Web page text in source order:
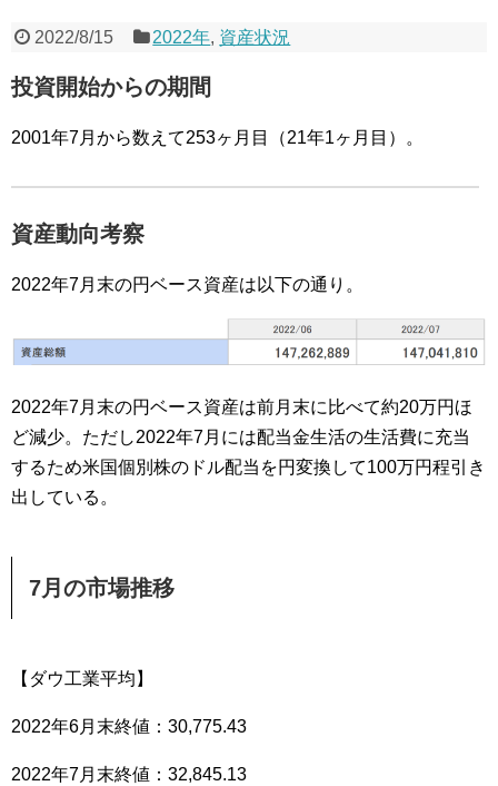
2022/8/15 2022年, 資産状況
投資開始からの期間
2001年7月から数えて253ヶ月目（21年1ヶ月目）。
資産動向考察
2022年7月末の円ベース資産は以下の通り。
2022年7月末の円ベース資産は前月末に比べて約20万円ほ
ど減少。ただし2022年7月には配当金生活の生活費に充当
するため米国個別株のドル配当を円変換して100万円程引き
出している。
7月の市場推移
【ダウ工業平均】
2022年6月末終値：30,775.43
2022年7月末終値：32,845.13